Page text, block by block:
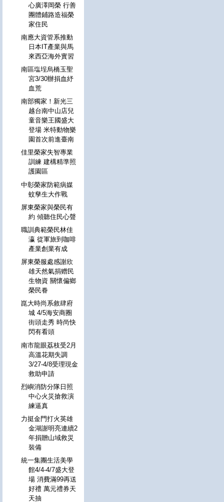
心廣澤岡榮 行善
團體鋪路造福榮
家住民
南應大資管系推動
日本IT產業與馬
來西亞海外實習
南區塩埕烏橋玉聖
宮3/30辦捐血紓
血荒
南部獨家！新光三
越台南中山店兒
童音樂王國盛大
登場 米特動物樂
園首次前進臺南
佳里榮家失智專業
訓練 建構精準照
護園區
中彰榮家防範病媒
蚊孳生大作戰
屏東榮家與榮民有
約 傾聽住民心聲
職訓典範榮民林佳
瀛 從軍旅到咖啡
產業創業有成
屏東榮服處感謝欣
雄天然氣捐赠民
生物資 關懷偏鄉
榮民眷
崑大時尚系敘肆府
城 4/5海安商圈
街頭走秀 時尚快
閃有看頭
南市龍眼荔枝受2月
高溫花期失調
3/27-4/8受理現金
救助申請
烈嶼消防分隊日照
中心火災搶救演
練逼真
力挺金門打火英雄
金湖謝明亮連續2
年捐贈山域救災
裝備
統一集團生活美學
館4/4-4/7盛大登
場 消費滿99再送
好禮 萬元禮券天
天抽